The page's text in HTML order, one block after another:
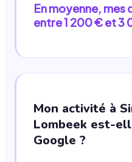
En moyenne, mes
entre 1 200 € et 3
Mon activité à
Lombeek est-
Google ?